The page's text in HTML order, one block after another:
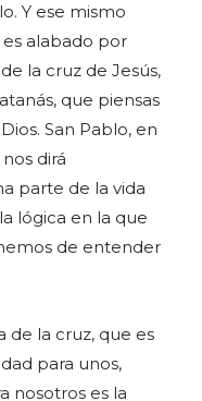
Y ese mismo
alabado por
la cruz de Jesús,
que piensas
San Pablo, en
dirá
parte de la vida
lógica en la que
de entender
de la cruz, que es
para unos,
nosotros es la